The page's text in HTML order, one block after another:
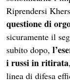
Riprendersi
questione di
sicuramente il
subito dopo,
i russi in ritirata
linea di difesa